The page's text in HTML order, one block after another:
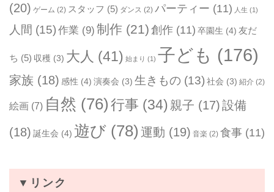
(20) ゲーム (2) スタッフ (5) ダンス (2) パーティー (11) 人生 (1)
人間 (15) 作業 (9) 制作 (21) 創作 (11) 卒園生 (4) 友だ
ち (5) 収穫 (3) 大人 (41) 始まり (1) 子ども (176)
家族 (18) 感性 (4) 演奏会 (3) 生きもの (13) 社会 (3) 紹介 (2)
絵画 (7) 自然 (76) 行事 (34) 親子 (17)設備
(18) 誕生会 (4) 遊び (78) 運動 (19) 音楽 (2) 食事 (11)
▼リンク